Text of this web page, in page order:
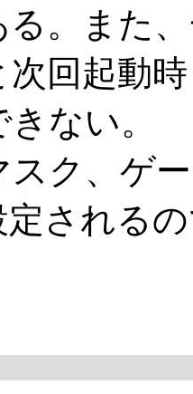
。また
回起動
ない。
ク、ゲ
される